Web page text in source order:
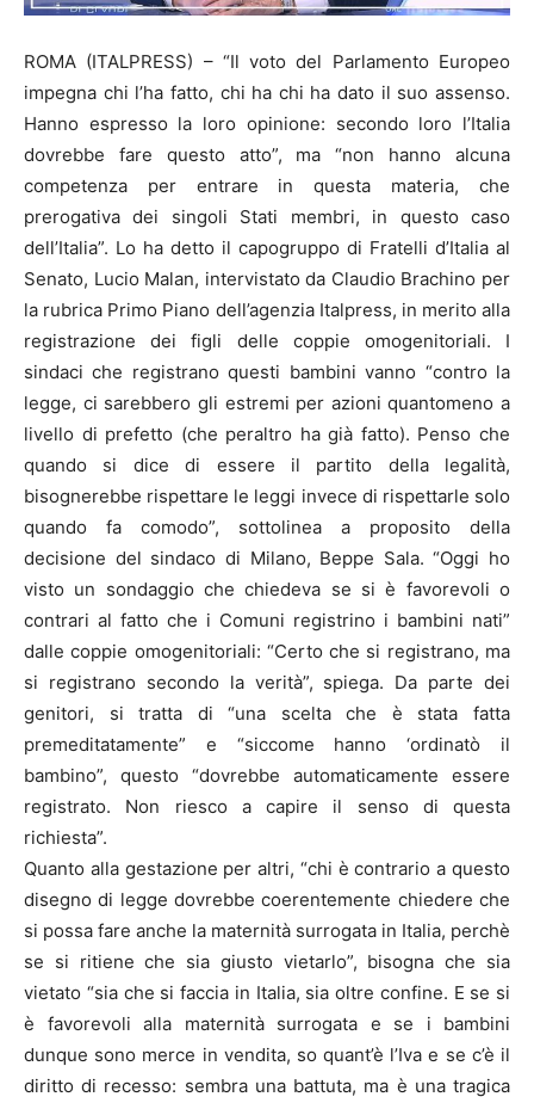
ROMA (ITALPRESS) – “Il voto del Parlamento Europeo
impegna chi l’ha fatto, chi ha chi ha dato il suo assenso.
Hanno espresso la loro opinione: secondo loro l’Italia
dovrebbe fare questo atto”, ma “non hanno alcuna
competenza per entrare in questa materia, che
prerogativa dei singoli Stati membri, in questo caso
dell’Italia”. Lo ha detto il capogruppo di Fratelli d’Italia al
Senato, Lucio Malan, intervistato da Claudio Brachino per
la rubrica Primo Piano dell’agenzia Italpress, in merito alla
registrazione dei figli delle coppie omogenitoriali. I
sindaci che registrano questi bambini vanno “contro la
legge, ci sarebbero gli estremi per azioni quantomeno a
livello di prefetto (che peraltro ha già fatto). Penso che
quando si dice di essere il partito della legalità,
bisognerebbe rispettare le leggi invece di rispettarle solo
quando fa comodo”, sottolinea a proposito della
decisione del sindaco di Milano, Beppe Sala. “Oggi ho
visto un sondaggio che chiedeva se si è favorevoli o
contrari al fatto che i Comuni registrino i bambini nati”
dalle coppie omogenitoriali: “Certo che si registrano, ma
si registrano secondo la verità”, spiega. Da parte dei
genitori, si tratta di “una scelta che è stata fatta
premeditatamente” e “siccome hanno ‘ordinatò il
bambino”, questo “dovrebbe automaticamente essere
registrato. Non riesco a capire il senso di questa
richiesta”.
Quanto alla gestazione per altri, “chi è contrario a questo
disegno di legge dovrebbe coerentemente chiedere che
si possa fare anche la maternità surrogata in Italia, perchè
se si ritiene che sia giusto vietarlo”, bisogna che sia
vietato “sia che si faccia in Italia, sia oltre confine. E se si
è favorevoli alla maternità surrogata e se i bambini
dunque sono merce in vendita, so quant’è l’Iva e se c’è il
diritto di recesso: sembra una battuta, ma è una tragica